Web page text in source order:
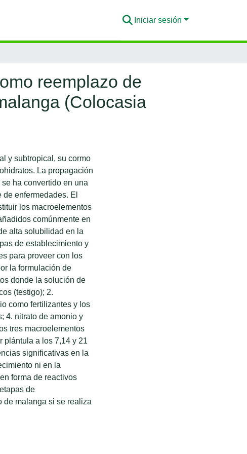
Iniciar sesión
reemplazo de
(Colocasia
y subtropical, su cormo
La propagación
ha convertido en una
enfermedades. El
los macroelementos
comúnmente en
alta solubilidad en la
de establecimiento y
para proveer con los
la formulación de
donde la solución de
(testigo); 2.
como fertilizantes y los
4. nitrato de amonio y
tres macroelementos
plántula a los 7,14 y 21
significativas en la
ni en la
forma de reactivos
de
de malanga si se realiza